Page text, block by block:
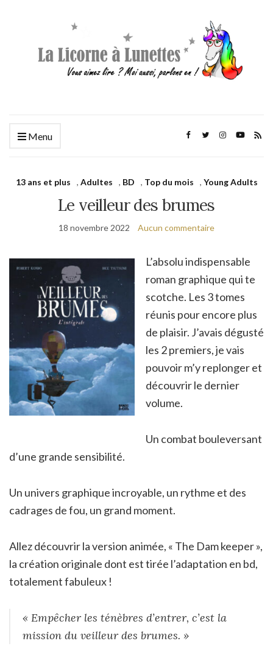
Menu
13 ans et plus , Adultes , BD , Top du mois , Young Adults
Le veilleur des brumes
18 novembre 2022 Aucun commentaire
L’absolu indispensable
roman graphique qui te
scotche. Les 3 tomes
réunis pour encore plus
de plaisir. J’avais dégusté
les 2 premiers, je vais
pouvoir m’y replonger et
découvrir le dernier
volume.
Un combat bouleversant
d’une grande sensibilité.
Un univers graphique incroyable, un rythme et des
cadrages de fou, un grand moment.
Allez découvrir la version animée, « The Dam keeper »,
la création originale dont est tirée l’adaptation en bd,
totalement fabuleux !
« Empêcher les ténèbres d’entrer, c’est la
mission du veilleur des brumes. »